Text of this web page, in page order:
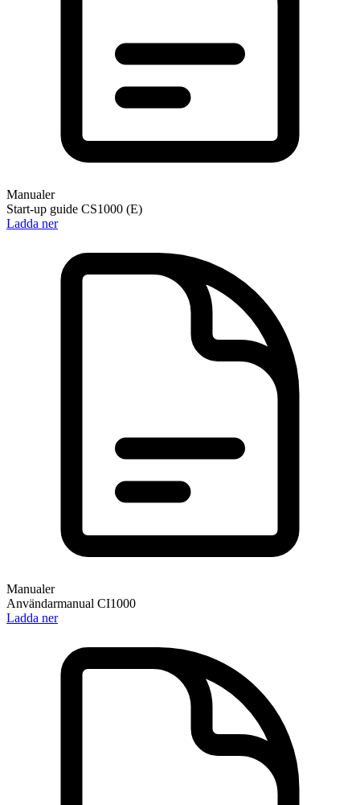
Manualer
Start-up guide CS1000 (E)
Ladda ner
Manualer
Användarmanual CI1000
Ladda ner